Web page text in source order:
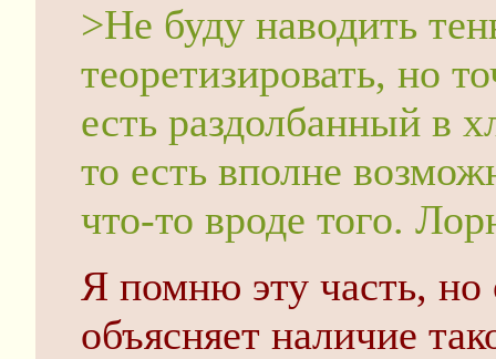
>Не буду наводить
теоретизировать, но
есть раздолбанный в
то есть вполне
что-то вроде того.
Я помню эту часть, но
объясняет наличие